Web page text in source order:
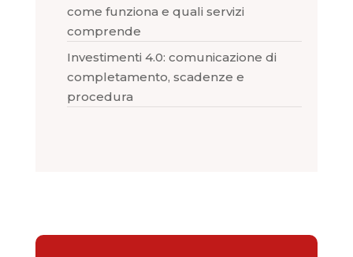
come funziona e quali servizi
comprende
Investimenti 4.0: comunicazione di
completamento, scadenze e
procedura